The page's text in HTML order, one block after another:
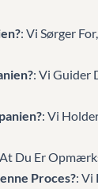
: Vi Sørger
: Vi Guider
: Vi
At Du Er
Proces?: Vi